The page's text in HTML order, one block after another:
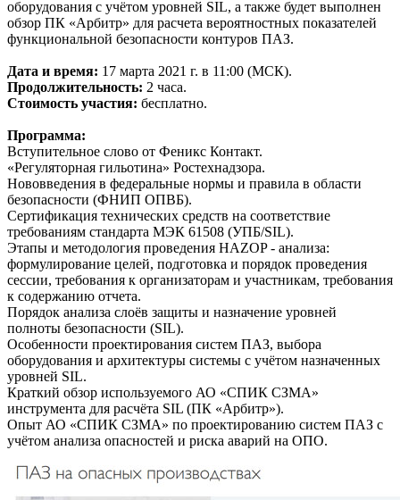
оборудования с учётом уровней SIL, а также будет выполнен
обзор ПК «Арбитр» для расчета вероятностных показателей
функциональной безопасности контуров ПАЗ.
Дата и время: 17 марта 2021 г. в 11:00 (МСК).
Продолжительность: 2 часа.
Стоимость участия: бесплатно.
Программа:
Вступительное слово от Феникс Контакт.
«Регуляторная гильотина» Ростехнадзора.
Нововведения в федеральные нормы и правила в области
безопасности (ФНИП ОПВБ).
Сертификация технических средств на соответствие
требованиям стандарта МЭК 61508 (УПБ/SIL).
Этапы и методология проведения HAZOP - анализа:
формулирование целей, подготовка и порядок проведения
сессии, требования к организаторам и участникам, требования
к содержанию отчета.
Порядок анализа слоёв защиты и назначение уровней
полноты безопасности (SIL).
Особенности проектирования систем ПАЗ, выбора
оборудования и архитектуры системы с учётом назначенных
уровней SIL.
Краткий обзор используемого АО «СПИК СЗМА»
инструмента для расчёта SIL (ПК «Арбитр»).
Опыт АО «СПИК СЗМА» по проектированию систем ПАЗ с
учётом анализа опасностей и риска аварий на ОПО.